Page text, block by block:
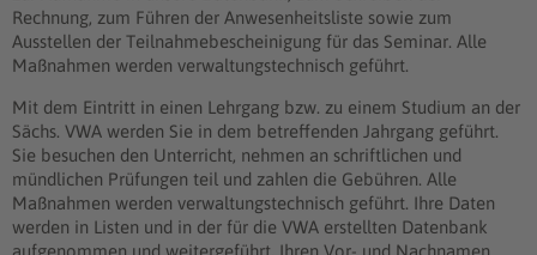
Rechnung, zum Führen der Anwesenheitsliste sowie zum
Ausstellen der Teilnahmebescheinigung für das Seminar. Alle
Maßnahmen werden verwaltungstechnisch geführt.
Mit dem Eintritt in einen Lehrgang bzw. zu einem Studium an der
Sächs. VWA werden Sie in dem betreffenden Jahrgang geführt.
Sie besuchen den Unterricht, nehmen an schriftlichen und
mündlichen Prüfungen teil und zahlen die Gebühren. Alle
Maßnahmen werden verwaltungstechnisch geführt. Ihre Daten
werden in Listen und in der für die VWA erstellten Datenbank